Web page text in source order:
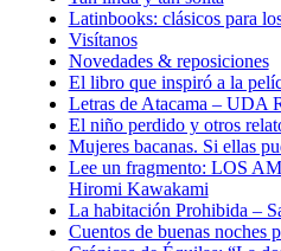
Latinbooks: clásicos para
Visítanos
Novedades & reposiciones
El libro que inspiró a la
Letras de Atacama – UDA
El niño perdido y otros
Mujeres bacanas. Si ellas
Lee un fragmento: LOS
Hiromi Kawakami
La habitación Prohibida –
Cuentos de buenas noches